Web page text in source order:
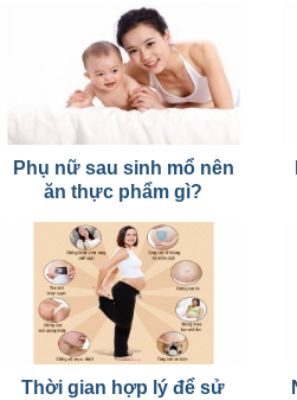
Phụ nữ sau sinh mổ nên
ăn thực phẩm gì?
Thời gian hợp lý để sử